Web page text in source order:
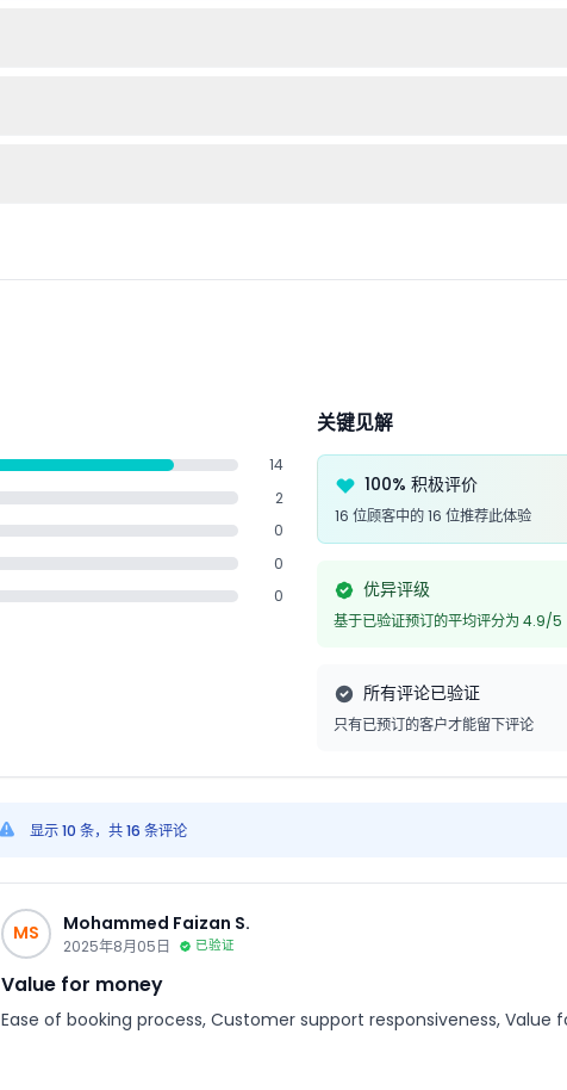
14
2
0
0
0
关键见解
100% 积极评价
16 位顾客中的 16 位推荐此体验
优异评级
基于已验证预订的平均评分为 4.9/5
所有评论已验证
只有已预订的客户才能留下评论
显示 10 条，共 16 条评论
MS Mohammed Faizan S.
2025年8月05日 已验证
Value for money
Ease of booking process, Customer support responsiveness, Value